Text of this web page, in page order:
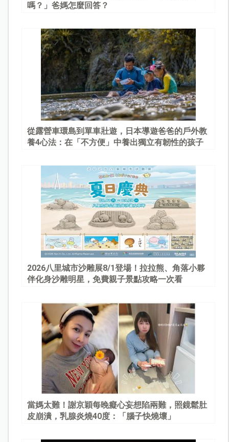
嗎？」爸媽怎麼回答？
從露營車環島到單車壯遊，日本導遊爸爸的戶外教
養4心法：在「不方便」中養出獨立有韌性的孩子
2026八里城市沙雕展8/1登場！拉拉熊、角落小夥
伴化身沙雕明星，免費親子景點攻略一次看
當媽太難！謝京穎每晚癡心妄想陷兩難，照鏡鬆肚
皮崩潰，乳腺炎燒40度：「腦子快燒壞」